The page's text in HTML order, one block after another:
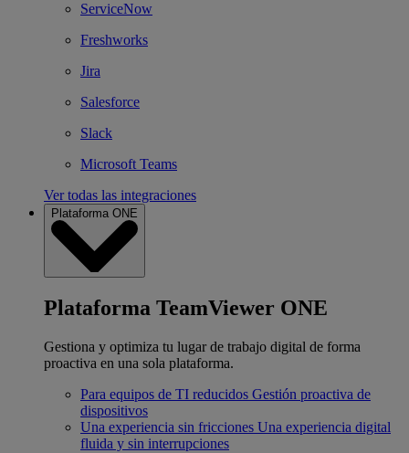
ServiceNow
Freshworks
Jira
Salesforce
Slack
Microsoft Teams
Ver todas las integraciones
Plataforma ONE
Plataforma TeamViewer ONE
Gestiona y optimiza tu lugar de trabajo digital de forma
proactiva en una sola plataforma.
Para equipos de TI reducidos Gestión proactiva de
dispositivos
Una experiencia sin fricciones Una experiencia digital
fluida y sin interrupciones